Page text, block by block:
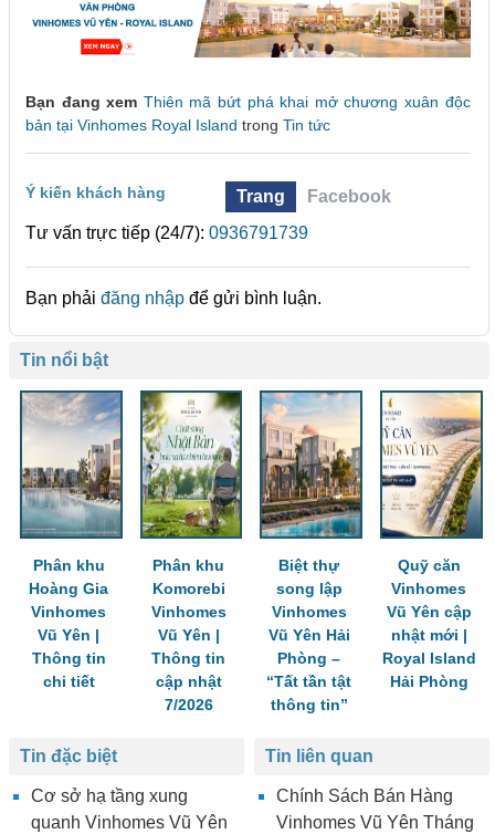
Bạn đang xem Thiên mã bứt phá khai mở chương xuân độc
bản tại Vinhomes Royal Island trong Tin tức
Ý kiến khách hàng Trang
Facebook
Tư vấn trực tiếp (24/7): 0936791739
Bạn phải đăng nhập để gửi bình luận.
Tin nổi bật
Phân khu
Hoàng Gia
Vinhomes
Vũ Yên |
Thông tin
chi tiết
Phân khu
Komorebi
Vinhomes
Vũ Yên |
Thông tin
cập nhật
7/2026
Biệt thự
song lập
Vinhomes
Vũ Yên Hải
Phòng –
“Tất tần tật
thông tin”
Quỹ căn
Vinhomes
Vũ Yên cập
nhật mới |
Royal Island
Hải Phòng
Tin liên quan
Chính Sách Bán Hàng
Vinhomes Vũ Yên Tháng
Tin đặc biệt
Cơ sở hạ tầng xung
quanh Vinhomes Vũ Yên